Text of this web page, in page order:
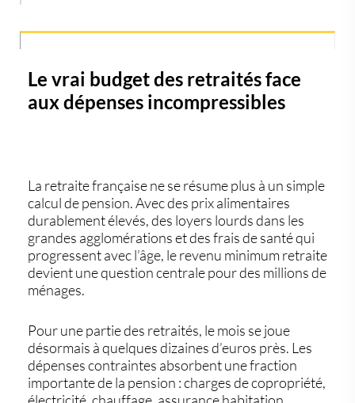
Le vrai budget des retraités face
aux dépenses incompressibles
La retraite française ne se résume plus à un simple
calcul de pension. Avec des prix alimentaires
durablement élevés, des loyers lourds dans les
grandes agglomérations et des frais de santé qui
progressent avec l’âge, lerevenu minimum retraite
devient une question centrale pour des millions de
ménages.
Pour une partie des retraités, le mois se joue
désormais à quelques dizaines d’euros près. Les
dépenses contraintes absorbent une fraction
importante de la pension : charges de copropriété,